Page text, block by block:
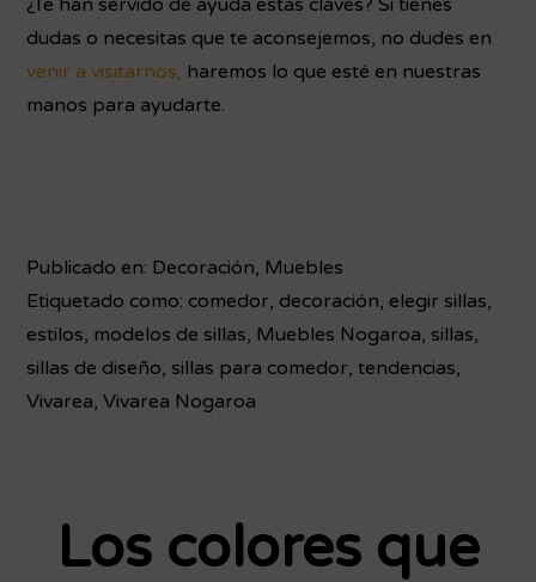
¿Te han servido de ayuda estas claves? Si tienes
dudas o necesitas que te aconsejemos, no dudes en
venir a visitarnos, haremos lo que esté en nuestras
manos para ayudarte.
Publicado en: Decoración, Muebles
Etiquetado como: comedor, decoración, elegir sillas,
estilos, modelos de sillas, Muebles Nogaroa, sillas,
sillas de diseño, sillas para comedor,tendencias,
Vivarea,Vivarea Nogaroa
Los colores que